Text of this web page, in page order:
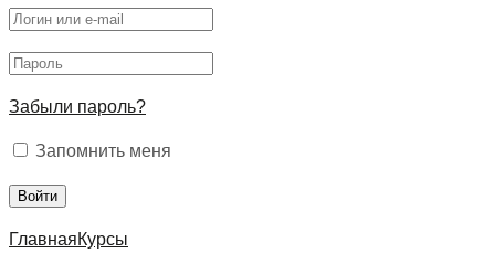
Забыли пароль?
Запомнить меня
ГлавнаяКурсы